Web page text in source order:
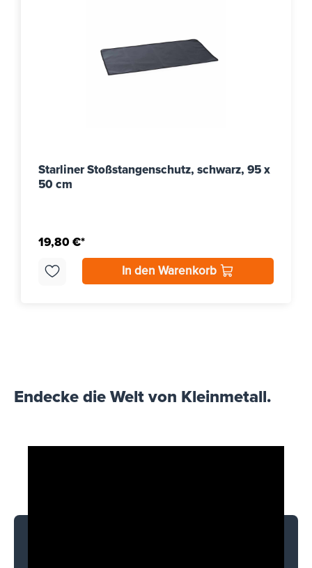
Starliner Stoßstangenschutz, schwarz, 95 x
50 cm
19,80 €*
In den Warenkorb
Endecke die Welt von Kleinmetall.